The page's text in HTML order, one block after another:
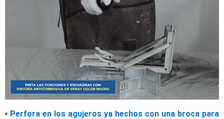
Perfora en los agujeros ya hechos con una broca para